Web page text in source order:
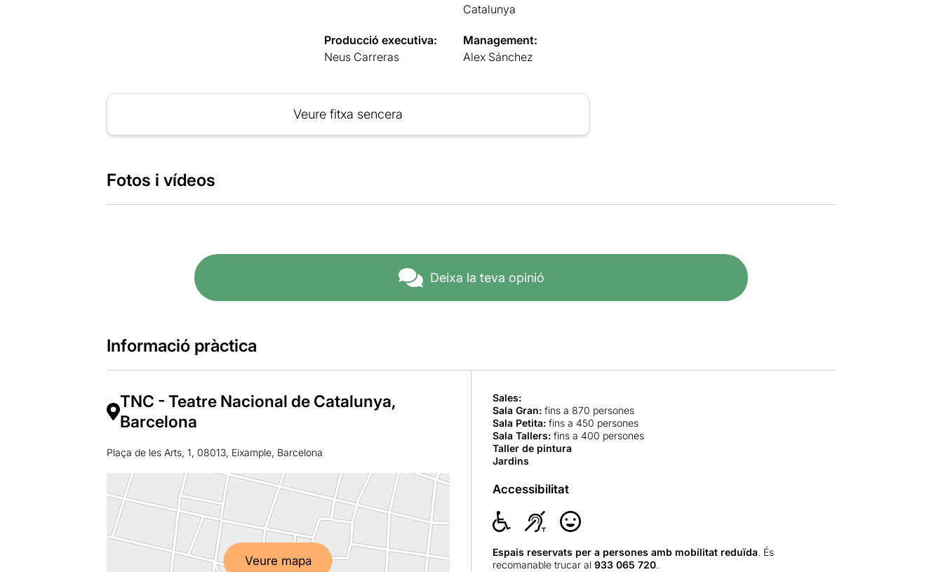
Catalunya
Producció executiva:
Neus Carreras
Management:
Alex Sánchez
Veure fitxa sencera
Fotos i vídeos
Deixa la teva opinió
Informació pràctica
TNC - Teatre Nacional de Catalunya,
Barcelona
Plaça de les Arts, 1, 08013, Eixample, Barcelona
Veure mapa
Sales:
Sala Gran: fins a 870 persones
Sala Petita: fins a 450 persones
Sala Tallers: fins a 400 persones
Taller de pintura
Jardins
Accessibilitat
Espais reservats per a persones amb mobilitat reduïda. És
recomanable trucar al 933 065 720.